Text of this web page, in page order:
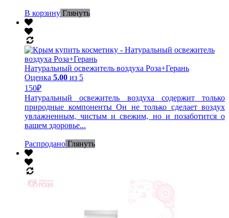
В корзину Глянуть
Натуральный освежитель воздуха Роза+Герань
Оценка 5.00 из 5
150₽
Натуральный освежитель воздуха содержит только
природные компоненты Он не только сделает воздух
увлажненным, чистым и свежим, но и позаботится о
вашем здоровье...
Распродано Глянуть